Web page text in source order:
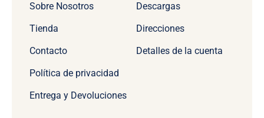
Sobre Nosotros
Tienda
Contacto
Política de privacidad
Entrega y Devoluciones
Descargas
Direcciones
Detalles de la cuenta